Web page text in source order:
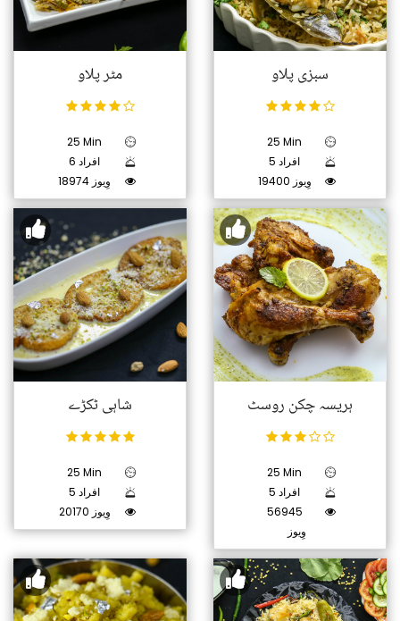
مٹر پلاو
25 Min
6 افراد
18974 وِیوز
سبزی پلاو
25 Min
5 افراد
19400 وِیوز
شاہی ٹکڑے
25 Min
5 افراد
20170 وِیوز
ہریسہ چکن روسٹ
25 Min
5 افراد
56945
وِیوز